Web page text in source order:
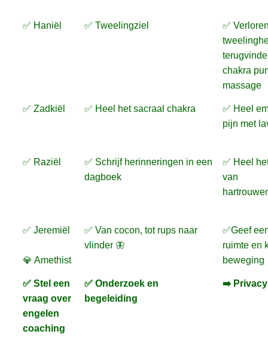
✅ Haniël ✅ Tweelingziel
✅
chakra
massage
✅ Zadkiël ✅ Heel het sacraal chakra
✅ Heel
pijn met
✅ Raziël
✅ Schrijf herinneringen in een
dagboek
✅ Heel
van
✅ Jeremiël
💎 Amethist
✅ Van cocon, tot rups naar
vlinder 🦋
✅Geef
ruimte en
beweging
✅ Stel een
vraag over
engelen
coaching
✅ Onderzoek en
begeleiding
➡️